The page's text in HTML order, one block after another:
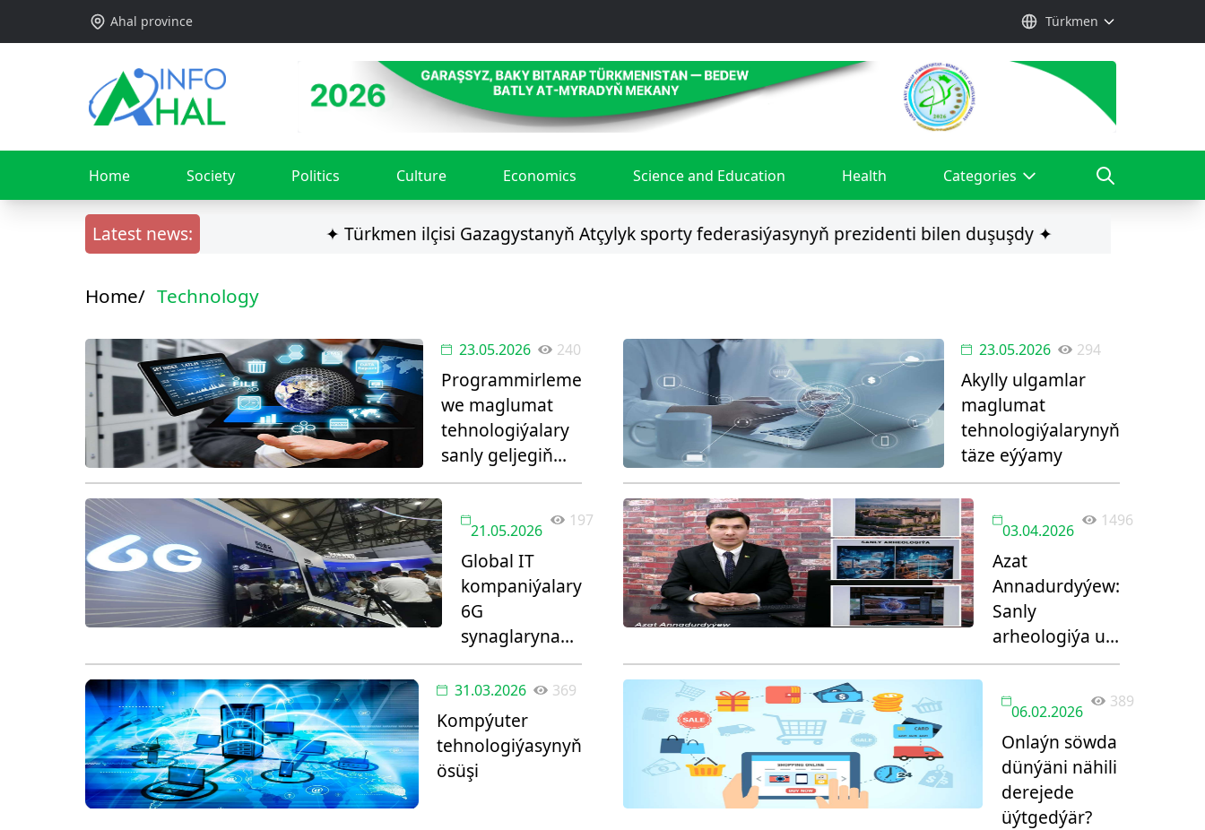
Ahal province Türkmen
Home Society Politics Culture Economics Science and Education Health Categories
Latest news: ✦ Türkmen ilçisi Gazagystanyň Atçylyk sporty federasiýasynyň prezidenti bilen duşuşdy ✦
Home/ Technology
23.05.2026 240
Programmirleme
we maglumat
tehnologiýalary
sanly geljegiň
hereketlendiriji
güýji
23.05.2026 294
Akylly ulgamlar
maglumat
tehnologiýalarynyň
täze eýýamy
21.05.2026
197
Global IT
kompaniýalary
6G
synaglaryna
girişýär
03.04.2026
1496
Azat
Annadurdyýew:
Sanly
arheologiýa uly
mümkinçilikleri
31.03.2026 369
Kompýuter
tehnologiýasynyň
ösüşi
06.02.2026
389
Onlaýn söwda
dünýäni nähili
derejede
üýtgedýär?